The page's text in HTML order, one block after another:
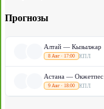
Прогнозы
Алтай — Кызылжар
8 Авг · 17:00 КПЛ
Астана — Окжетпес
9 Авг · 18:00 КПЛ